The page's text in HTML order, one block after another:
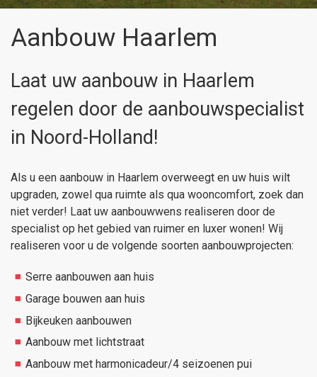
Aanbouw Haarlem
Laat uw aanbouw in Haarlem
regelen door de aanbouwspecialist
in Noord-Holland!
Als u een aanbouw in Haarlem overweegt en uw huis wilt
upgraden, zowel qua ruimte als qua wooncomfort, zoek dan
niet verder! Laat uw aanbouwwens realiseren door de
specialist op het gebied van ruimer en luxer wonen! Wij
realiseren voor u de volgende soorten aanbouwprojecten:
Serre aanbouwen aan huis
Garage bouwen aan huis
Bijkeuken aanbouwen
Aanbouw met lichtstraat
Aanbouw met harmonicadeur/4 seizoenen pui